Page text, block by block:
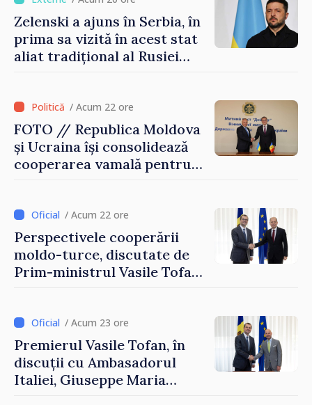
Zelenski a ajuns în Serbia, în
prima sa vizită în acest stat
aliat tradițional al Rusiei
/ Acum 22 ore
FOTO // Republica Moldova
și Ucraina își consolidează
cooperarea vamală pentru
Reuniune la Moghiliov-
Podolsk
/ Acum 22 ore
Perspectivele cooperării
moldo-turce, discutate de
Prim-ministrul Vasile Tofan
/ Acum 23 ore
Premierul Vasile Tofan, în
discuții cu Ambasadorul
Italiei, Giuseppe Maria